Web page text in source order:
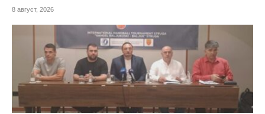
8 август, 2026